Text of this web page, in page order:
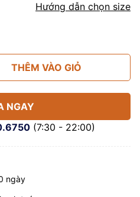
Hướng dẫn chọn size
THÊM VÀO GIỎ
NGAY
(7:30 - 22:00)
ngày